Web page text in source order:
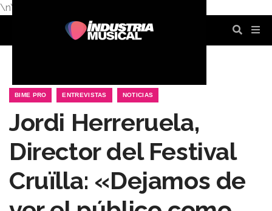
\n\n
BIME PRO ENTREVISTAS NOTICIAS
Jordi Herreruela,
Director del Festival
Cruïlla: «Dejamos de